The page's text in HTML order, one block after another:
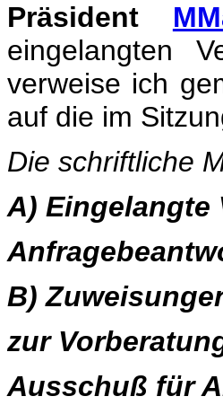
Präsident
eingelangten
verweise ich
auf die im
Die schriftliche
A) Eingelangte
B)
zur
Ausschuß für